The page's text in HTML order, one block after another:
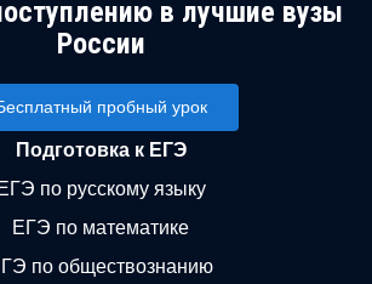
в лучшие вузы
России
пробный урок
Подготовка к ЕГЭ
ЕГЭ по русскому языку
ЕГЭ по математике
по обществознанию